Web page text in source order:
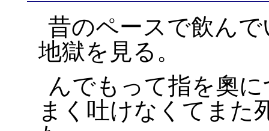
昔のペースで飲ん
地獄を見る。
んでもって指を奧
まく吐けなくてまた